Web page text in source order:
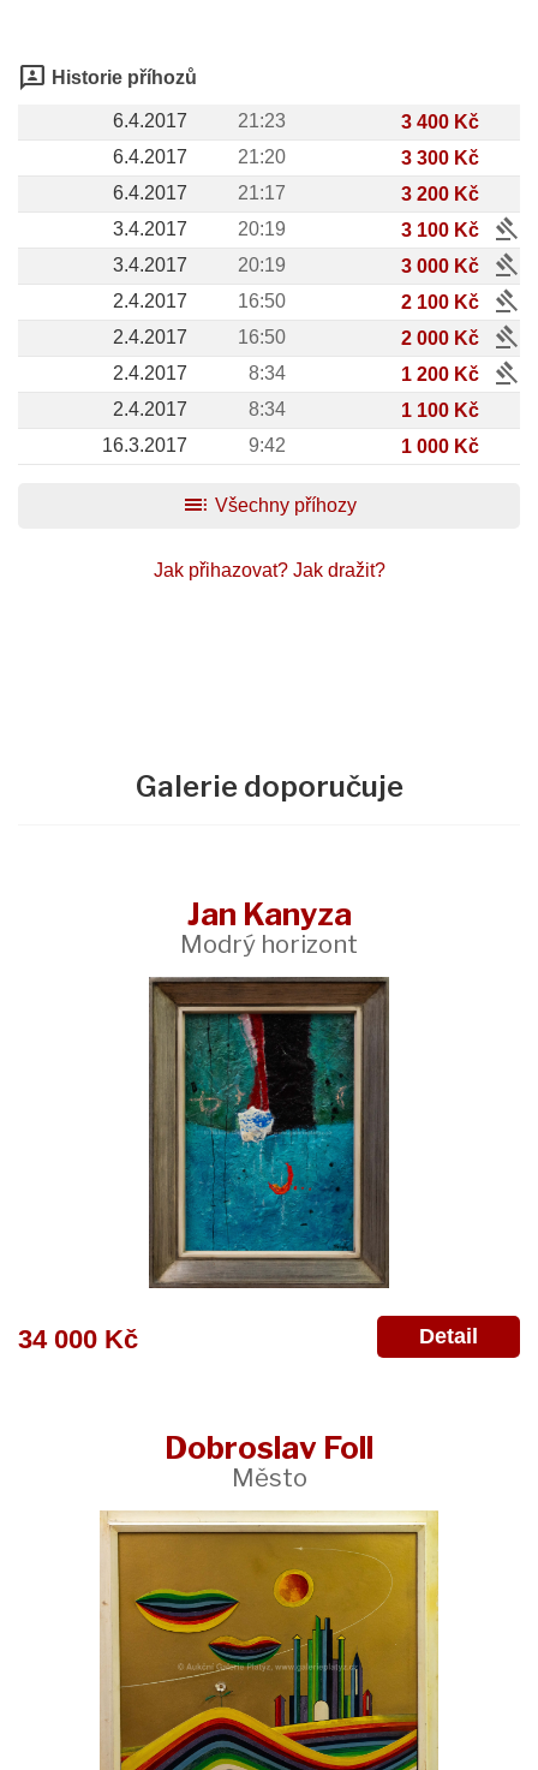
3p Historie příhozů
6.4.2017 21:23
3 400 Kč
6.4.2017
21:20
3 300 Kč
6.4.2017
21:17
3 200 Kč
3.4.2017
20:19 3 100 Kč gavel
3.4.2017 20:19 3 000 Kč gavel
2.4.2017 16:50 2 100 Kč gavel
2.4.2017 16:50 2 000 Kč gavel
2.4.2017 8:34 1 200 Kč gavel
2.4.2017 8:34
1 100 Kč
16.3.2017
9:42 1 000 Kč
toc Všechny příhozy
Jak přihazovat? Jak dražit?
Galerie doporučuje
Jan Kanyza
Modrý horizont
34 000 Kč Detail
Dobroslav Foll
Město